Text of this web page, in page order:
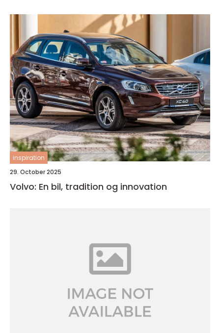
inspiration
29. October 2025
Volvo: En bil, tradition og innovation